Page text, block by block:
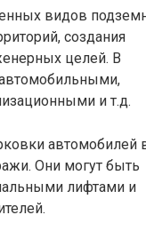
видов
создания
целей. В
и т.д.
автомобилей
Они могут быть
лифтами и